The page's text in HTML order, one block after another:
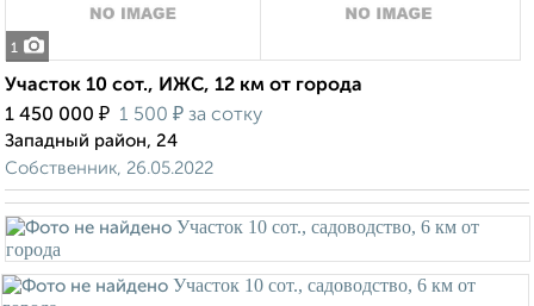
1
Участок 10 сот., ИЖС, 12 км от города
1 450 000 ₽ 1 500 ₽ за сотку
Западный район, 24
Собственник, 26.05.2022